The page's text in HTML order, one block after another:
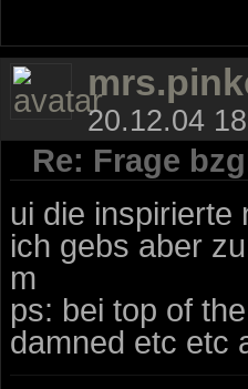
20.12.04
Re: Frage
ui die inspirierte
ich gebs aber
m
ps: bei top of
damned etc etc